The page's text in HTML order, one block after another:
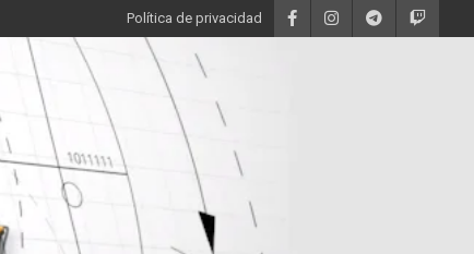
Política de privacidad